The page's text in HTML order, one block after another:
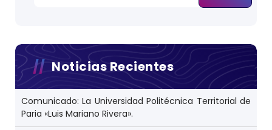
a
Noticias Recientes
Comunicado: La Universidad Politécnica Territorial de
Paria «Luis Mariano Rivera».